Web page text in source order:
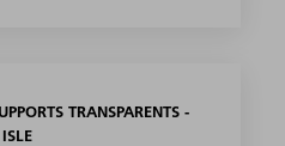
TRANSPARENTS -
ISLE